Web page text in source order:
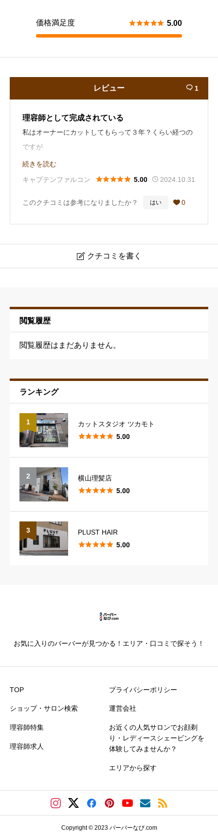
価格満足度  5.00
レビュー  1
理容師として完成されている
私はオーナーにカットしてもらって３年？くらい経つの
ですが
伝えるのが得意ではなかったのですが、髪の毛の悩みか
ら、髪の知識、セットの知識もいつの間にか私の悩みが
でずっと通ってます。
はもうずっとここにします！
続きを読む
キャプテンファルコン
 5.00 2024.10.31
このクチコミは参考になりましたか？ はい  0
 クチコミを書く
ニックネーム
予約の取りやすさ
星の数をお選びください 
スタッフの対応
星の数をお選びください
スタイリングのレパートリー
星の数をお選びください  
星の数をお選びください 
クチコミのタイトル 必須
閲覧履歴
閲覧履歴はまだありません。
ランキング
1
カットスタジオ ツカモト
 5.00
2
横山理髪店
 5.00
3
PLUST HAIR
 5.00
お気に入りのバーバーが見つかる！エリア・口コミで探そう！
TOP
ショップ・サロン検索
理容師特集
理容師求人
プライバシーポリシー
運営会社
お近くの人気サロンでお顔剃
り・レディースシェービングを
体験してみませんか？
エリアから探す
Copyright © 2023 バーバーなび.com